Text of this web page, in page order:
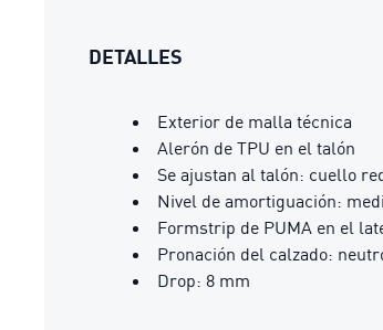
DETALLES
Exterior de malla técnica
Alerón de TPU en el talón
Se ajustan al talón: cuello
Nivel de amortiguación:
Formstrip de PUMA en el
Pronación del calzado:
Drop: 8 mm